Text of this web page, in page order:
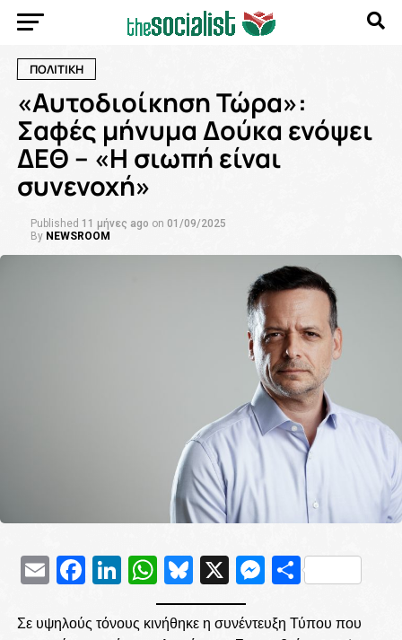
ΠΟΛΙΤΙΚΗ
«Αυτοδιοίκηση Τώρα»:
Σαφές μήνυμα Δούκα ενόψει
ΔΕΘ – «Η σιωπή είναι
συνενοχή»
Published 11 μήνες ago on 01/09/2025
By NEWSROOM
EmailFacebook
LinkedIn
WhatsApp
Bluesky
X
Σε υψηλούς τόνους κινήθηκε η συνέντευξη Τύπου που